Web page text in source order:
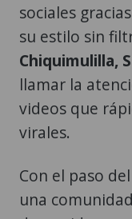
sociales
su estilo sin
Chiquimulilla,
llamar la
videos que
virales.
Con el paso
una